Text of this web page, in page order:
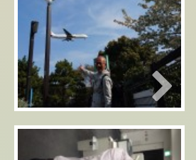
城南島で桜を探す・・・？